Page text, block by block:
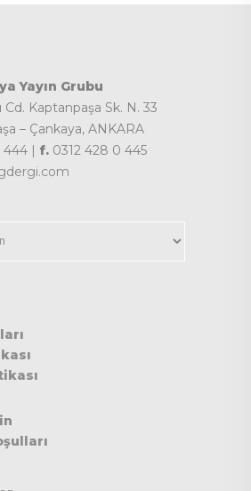
Yayın Grubu
Kaptanpaşa Sk. N. 33
– Çankaya, ANKARA
444 | f. 0312 428 0 445